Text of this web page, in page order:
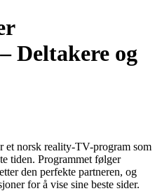
Deltakere og
et norsk reality-TV-program som
tiden. Programmet følger
den perfekte partneren, og
for å vise sine beste sider.